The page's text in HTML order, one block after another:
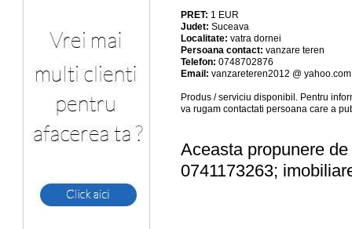
PRET: 1 EUR
Judet: Suceava
Localitate: vatra dornei
Persoana contact: vanzare teren
Telefon: 0748702876
Email: vanzareteren2012 @ yahoo.com
Produs / serviciu disponibil . Pentru
va rugam contactati persoana care a
Aceasta propunere
0741173263;